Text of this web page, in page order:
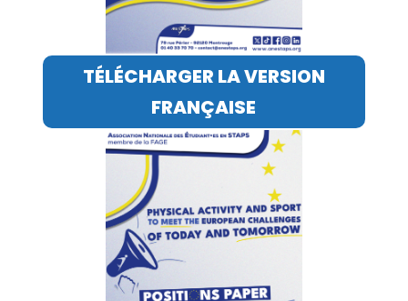
TÉLÉCHARGER LA VERSION
FRANÇAISE